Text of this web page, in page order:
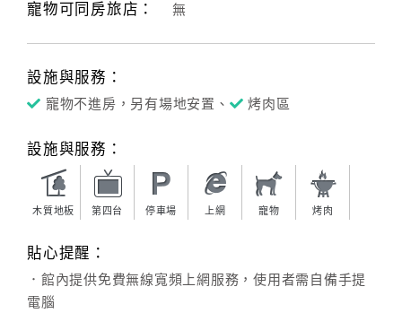
寵物可同房旅店： 無
設施與服務：
寵物不進房，另有場地安置、 烤肉區
設施與服務：
木質地板 第四台 停車場 上網 寵物 烤肉
貼心提醒：
．館內提供免費無線寬頻上網服務，使用者需自備手提
電腦